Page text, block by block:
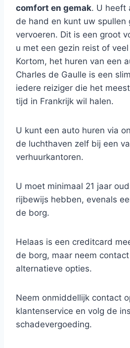
comfort en gemak. U heeft
de hand en kunt uw spullen
vervoeren. Dit is een groot
u met een gezin reist of
Kortom, het huren van een
Charles de Gaulle is een
iedere reiziger die het
tijd in Frankrijk wil halen.
U kunt een auto huren via
de luchthaven zelf bij een
verhuurkantoren.
U moet minimaal 21 jaar
rijbewijs hebben, evenals
de borg.
Helaas is een creditcard
de borg, maar neem
alternatieve opties.
Neem onmiddellijk contact
klantenservice en volg de
schadevergoeding.